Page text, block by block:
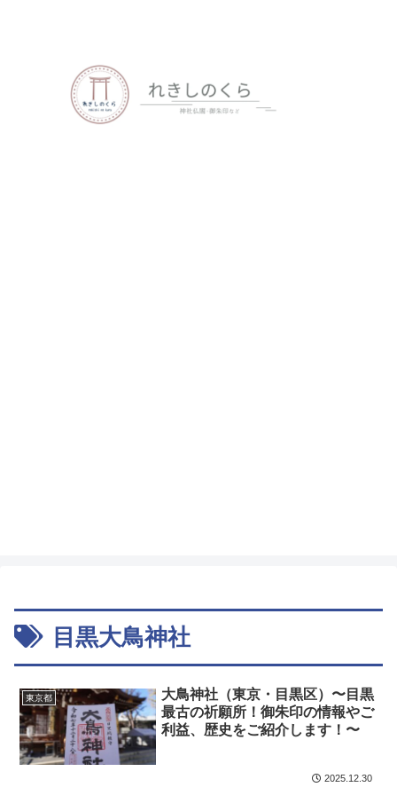
目黒大鳥神社
東京都
大鳥神社（東京・目黒区）〜目黒
最古の祈願所！御朱印の情報やご
利益、歴史をご紹介します！〜
2025.12.30